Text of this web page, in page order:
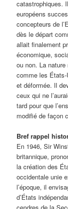
catastrophiques.
européens
concepteurs de
dès le départ
allait finalement
économique,
ou non. La nature
comme les États-
et déformée. Il
ceux qui ne
tard pour que
modifié de façon
Bref rappel
En 1946, Sir
britannique,
la création des
occidentale unie
l’époque, il
d’États